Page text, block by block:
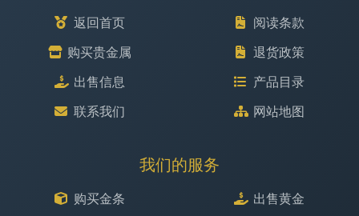
返回首页
购买贵金属
出售信息
联系我们
阅读条款
退货政策
产品目录
网站地图
我们的服务
购买金条 出售黄金